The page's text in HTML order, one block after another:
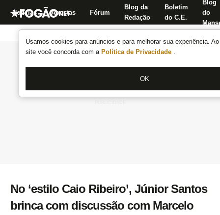
Usamos cookies para anúncios e para melhorar sua experiência.
site você concorda com a Política de Privacidade .
OK
Notícias Apostas Fórum
Blog da
Redação
Boletim
do C.E.
Blog
do
No ‘estilo Caio Ribeiro’, Júnior Santos
brinca com discussão com Marcelo